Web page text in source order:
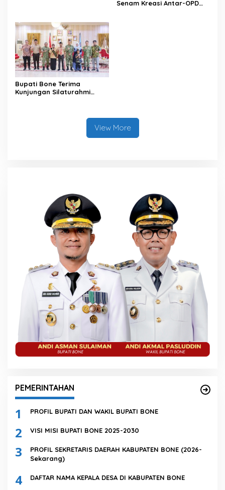
Senam Kreasi Antar-OPD
Bupati Bone Terima
Kunjungan Silaturahmi
View More
PEMERINTAHAN
1 PROFIL BUPATI DAN WAKIL BUPATI BONE
2 VISI MISI BUPATI BONE 2025-2030
3
PROFIL SEKRETARIS DAERAH KABUPATEN BONE (2026-
Sekarang)
4 DAFTAR NAMA KEPALA DESA DI KABUPATEN BONE